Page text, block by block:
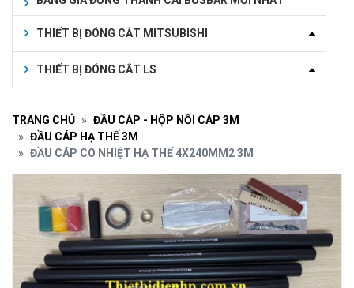
THIẾT BỊ ĐÓNG CẮT MITSUBISHI
THIẾT BỊ ĐÓNG CẮT LS
TRANG CHỦ
ĐẦU CÁP - HỘP NỐI CÁP 3M
ĐẦU CÁP HẠ THẾ 3M
ĐẦU CÁP CO NHIỆT HẠ THẾ 4X240MM2 3M